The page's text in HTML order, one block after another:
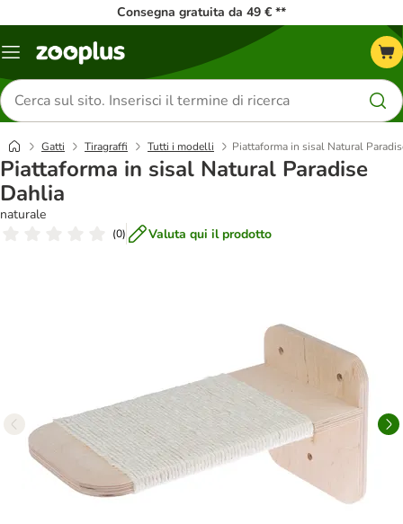
Consegna gratuita da 49 € **
Overview
Cerca
prodotti
Gatti Tiragraffi Tutti i modelli Piattaforma in sisal Natural
Piattaforma in sisal Natural Paradise
Dahlia
naturale
(0) Valuta qui il prodotto